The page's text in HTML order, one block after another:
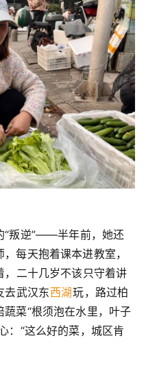
“叛逆”——半年前，她还
每天抱着课本进教室，
，二十几岁不该只守着讲
去武汉东西湖玩，路过柏
菜“根须泡在水里，叶子
：“这么好的菜，城区肯